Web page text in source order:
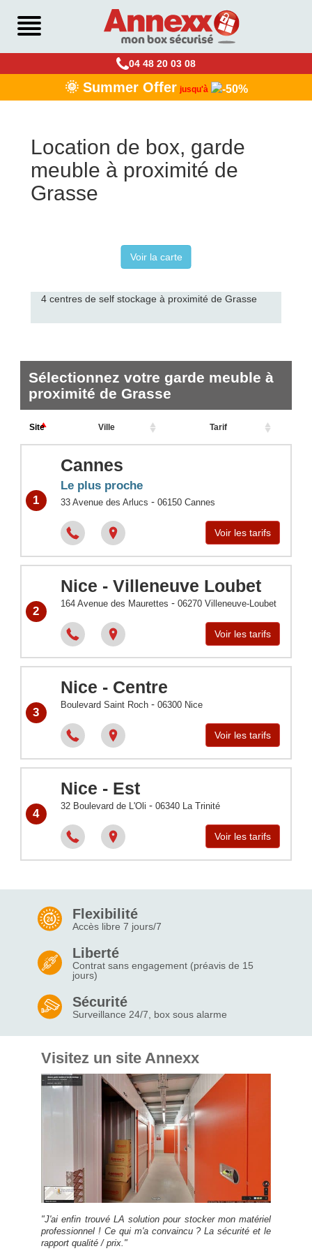
04 48 20 03 08
🌞 Summer Offer jusqu'à
Location de box, garde
meuble à proximité de
Grasse
Voir la carte
4 centres de self stockage à proximité de Grasse
Sélectionnez votre garde meuble à
proximité de Grasse
Site Ville Tarif
1
Cannes
Le plus proche
33 Avenue des Arlucs - 06150 Cannes
Voir les tarifs
2
Nice - Villeneuve Loubet
164 Avenue des Maurettes - 06270 Villeneuve-Loubet
Voir les tarifs
3
Nice - Centre
Boulevard Saint Roch - 06300 Nice
Voir les tarifs
4
Nice - Est
32 Boulevard de L'Oli - 06340 La Trinité
Voir les tarifs
Flexibilité
Accès libre 7 jours/7
Liberté
Contrat sans engagement (préavis de 15
jours)
Sécurité
Surveillance 24/7, box sous alarme
Visitez un site Annexx
"J'ai enfin trouvé LA solution pour stocker mon matériel
professionnel ! Ce qui m'a convaincu ? La sécurité et le
rapport qualité / prix."